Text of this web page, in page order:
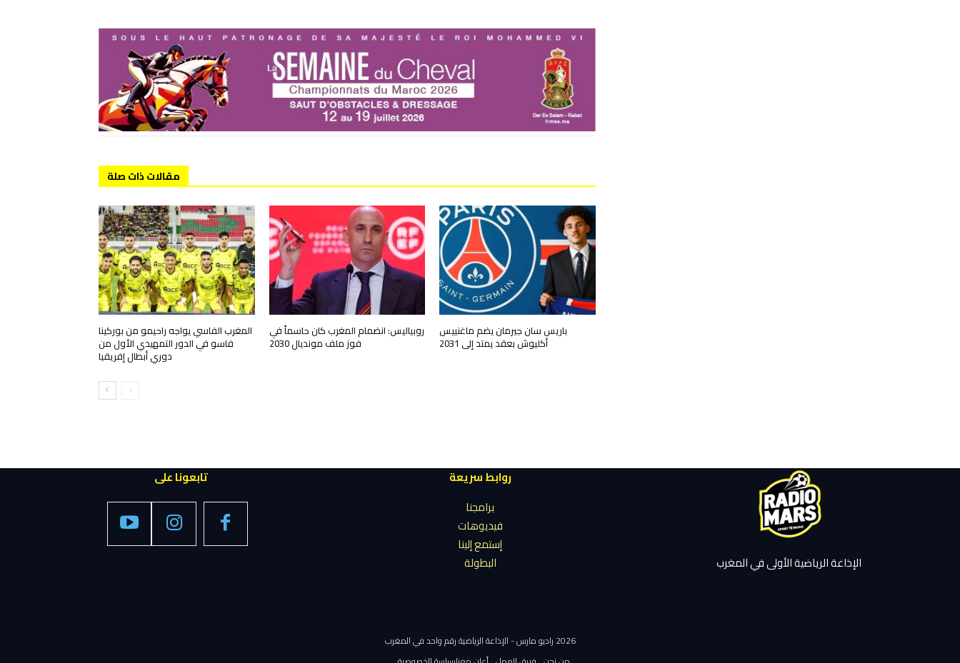
مقالات ذات صلة
باريس سان جيرمان يضم ماغنييس
أكليوش بعقد يمتد إلى 2031
روبياليس: انضمام المغرب كان حاسماً في
فوز ملف مونديال 2030
المغرب الفاسي يواجه راحيمو من بوركينا
فاسو في الدور التمهيدي الأول من
دوري أبطال إفريقيا
تابعونا على
روابط سريعة
برامجنا
فيديوهات
إستمع إلينا
البطولة
الإذاعة الرياضية الأولى في المغرب
2026 راديو مارس - الإذاعة الرياضية رقم واحد في المغرب